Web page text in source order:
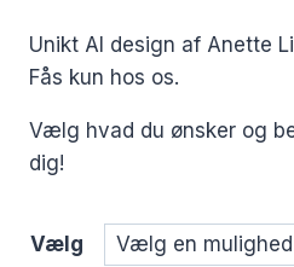
Unikt AI design af Anette
Fås kun hos os.
Vælg hvad du ønsker og
dig!
Vælg